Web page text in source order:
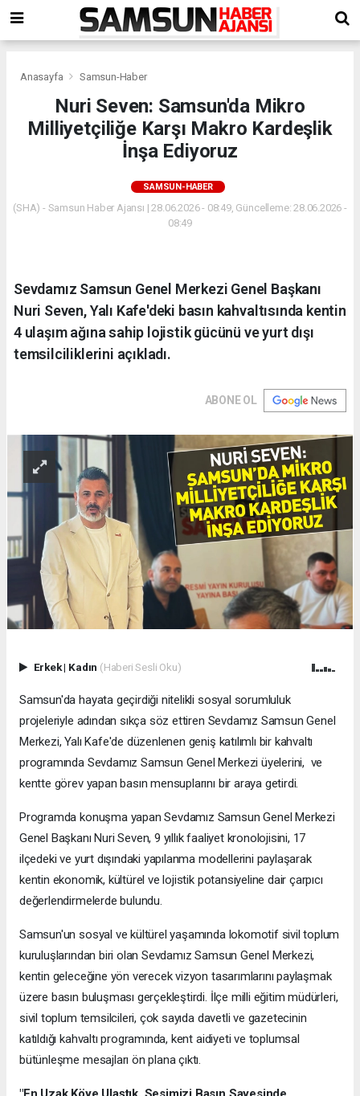
Anasayfa Samsun-Haber
Nuri Seven: Samsun'da Mikro
Milliyetçiliğe Karşı Makro Kardeşlik
İnşa Ediyoruz
SAMSUN-HABER
(SHA) - Samsun Haber Ajansı | 28.06.2026 - 08:49, Güncelleme: 28.06.2026 -
08:49
Sevdamız Samsun Genel Merkezi Genel Başkanı
Nuri Seven, Yalı Kafe'deki basın kahvaltısında kentin
4 ulaşım ağına sahip lojistik gücünü ve yurt dışı
temsilciliklerini açıkladı.
ABONE OL
Erkek| Kadın (Haberi Sesli Oku)
Samsun'da hayata geçirdiği nitelikli sosyal sorumluluk
projeleriyle adından sıkça söz ettiren Sevdamız Samsun Genel
Merkezi, Yalı Kafe'de düzenlenen geniş katılımlı bir kahvaltı
programında Sevdamız Samsun Genel Merkezi üyelerini, ve
kentte görev yapan basın mensuplarını bir araya getirdi.
Programda konuşma yapan Sevdamız Samsun Genel Merkezi
Genel Başkanı Nuri Seven, 9 yıllık faaliyet kronolojisini, 17
ilçedeki ve yurt dışındaki yapılanma modellerini paylaşarak
kentin ekonomik, kültürel ve lojistik potansiyeline dair çarpıcı
değerlendirmelerde bulundu.
Samsun'un sosyal ve kültürel yaşamında lokomotif sivil toplum
kuruluşlarından biri olan Sevdamız Samsun Genel Merkezi,
kentin geleceğine yön verecek vizyon tasarımlarını paylaşmak
üzere basın buluşması gerçekleştirdi. İlçe milli eğitim müdürleri,
sivil toplum temsilcileri, çok sayıda davetli ve gazetecinin
katıldığı kahvaltı programında, kent aidiyeti ve toplumsal
bütünleşme mesajları ön plana çıktı.